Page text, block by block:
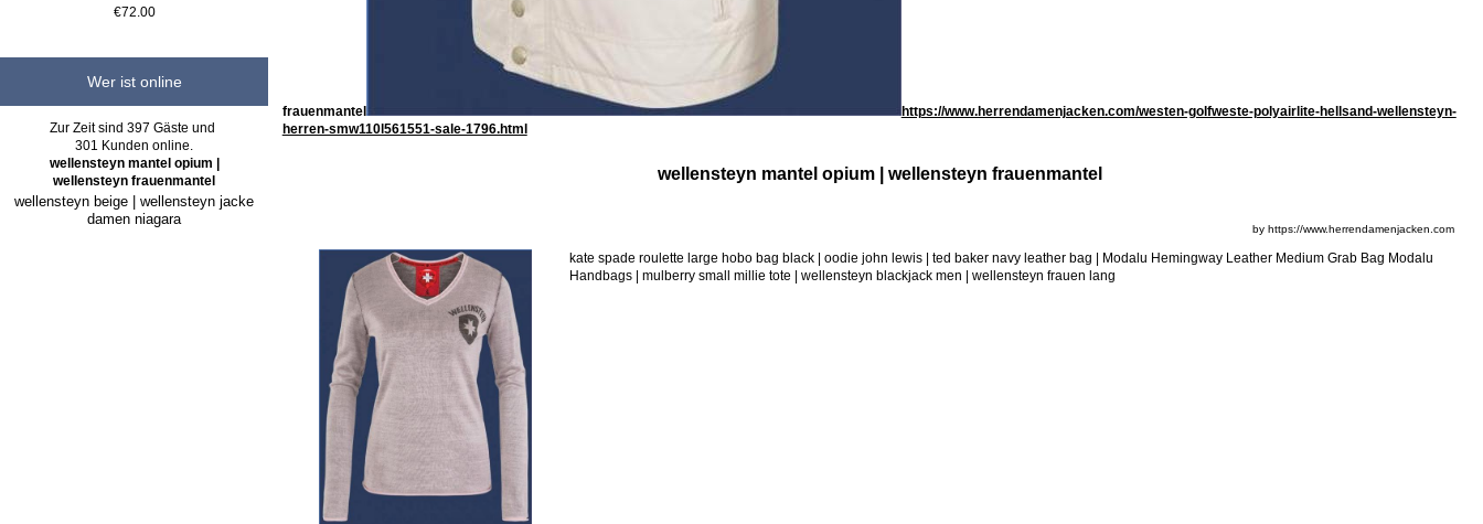
€72.00
Wer ist online
Zur Zeit sind 397 Gäste und
301 Kunden online.
wellensteyn mantel opium |
wellensteyn frauenmantel
wellensteyn beige | wellensteyn jacke
damen niagara
frauenmantel
https://www.herrendamenjacken.com/westen-golfweste-polyairlite-hellsand-wellensteyn-
herren-smw110l561551-sale-1796.html
wellensteyn mantel opium | wellensteyn frauenmantel
by https://www.herrendamenjacken.com
kate spade roulette large hobo bag black | oodie john lewis | ted baker navy leather bag | Modalu Hemingway Leather Medium Grab Bag Modalu
Handbags | mulberry small millie tote | wellensteyn blackjack men | wellensteyn frauen lang